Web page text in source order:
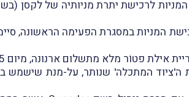
40 ימים לאחַר רכישת המניות במסגרת הפעימה
1.11.2015 למשך שלוש שנים, מהטעם שבית המלון הינו נכס שאינו ראוי לשימוש.